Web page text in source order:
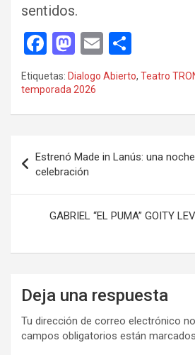
sentidos.
F
a
ce
b
o
k
M
a
st
o
o
n
E
m
ail
o
m
p
tir
Etiquetas: Dialogo Abierto, Teatro
temporada 2026
de
entradas
Estrenó Made in Lanús: una
celebración
GABRIEL “EL PUMA” GOITY
Deja una respuesta
Tu dirección de correo electrónico
campos obligatorios están